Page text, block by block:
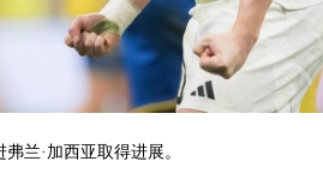
兰·加西亚取得进展。